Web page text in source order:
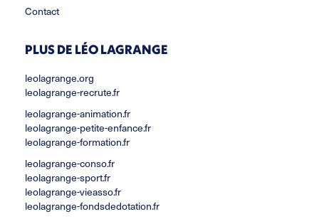
Contact
PLUS DE LÉO LAGRANGE
leolagrange.org
leolagrange-recrute.fr
leolagrange-animation.fr
leolagrange-petite-enfance.fr
leolagrange-formation.fr
leolagrange-conso.fr
leolagrange-sport.fr
leolagrange-vieasso.fr
leolagrange-fondsdedotation.fr